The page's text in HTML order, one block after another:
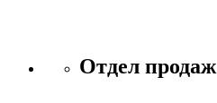
Отдел продаж